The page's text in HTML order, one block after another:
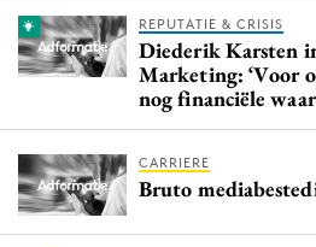
REPUTATIE & CRISIS
Diederik Karsten
Marketing: ‘Voor
nog financiële
CARRIERE
Bruto